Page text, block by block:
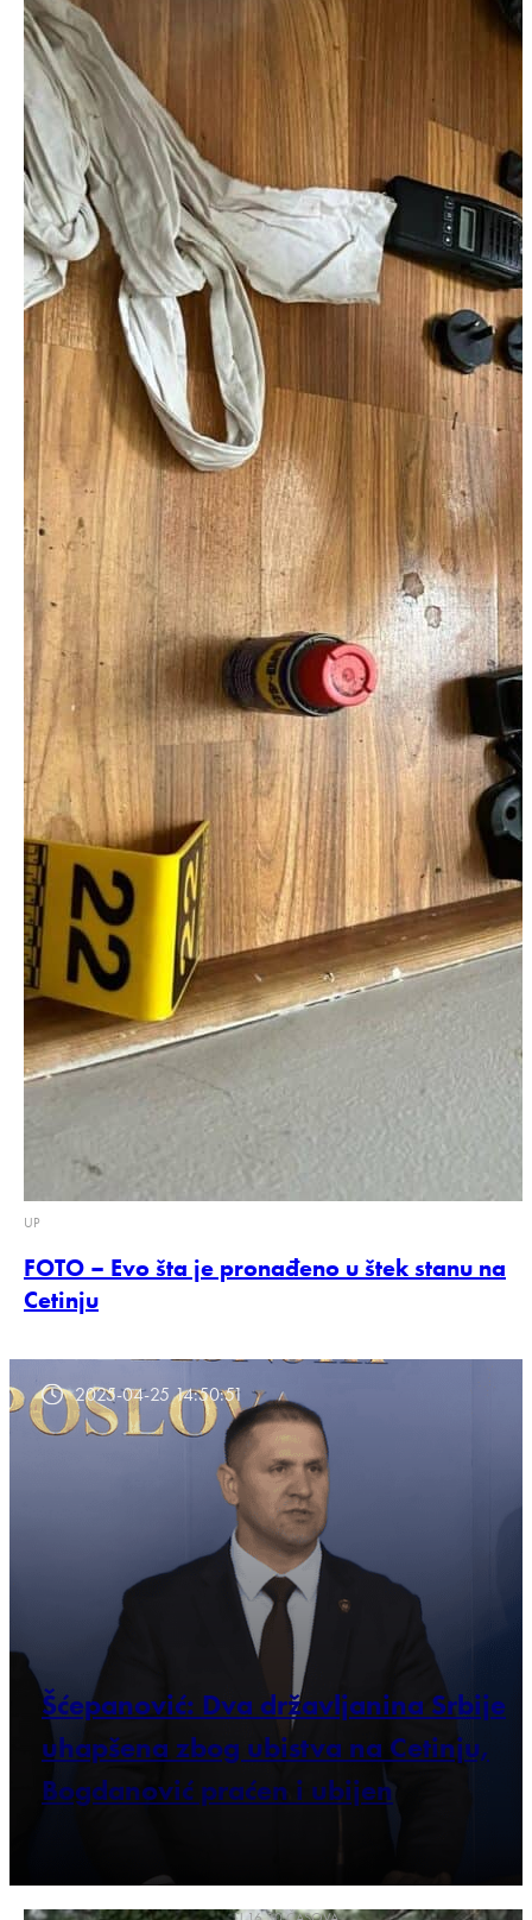
UP
FOTO – Evo šta je pronađeno u štek stanu na
Cetinju
2025-04-25 14:50:51
Šćepanović: Dva državljanina Srbije
uhapšena zbog ubistva na Cetinju,
Bogdanović praćen i ubijen